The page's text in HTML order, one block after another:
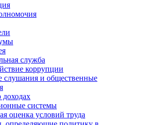
служба
коррупции
слушания и общественные
доходах
системы
оценка условий труда